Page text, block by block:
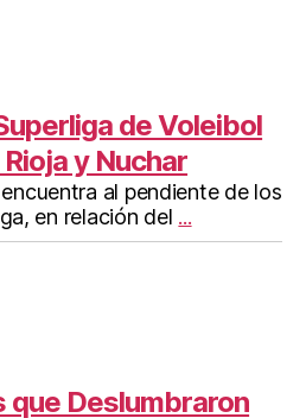
de Voleibol
y Nuchar
al pendiente de los
en relación del ...
Deslumbraron